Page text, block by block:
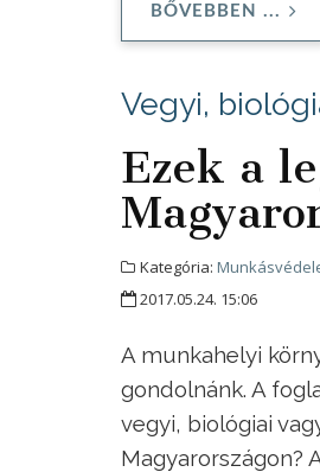
BŐVEBBEN ...
Vegyi,
Ezek a
Kategória:
2017.05.24. 15:06
A munkahelyi
gondolnánk. A
vegyi, biológiai
Magyarországon?